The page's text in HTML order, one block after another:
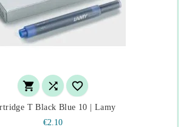
  
T Black Blue 10 | Lamy
€2.10